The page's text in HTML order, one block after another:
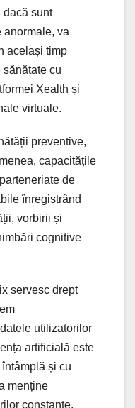
dacă sunt
anormale, va
același timp
cu
Xealth și
virtuale.
preventive,
capacitățile
de
înregistrând
vorbirii și
cognitive
servesc drept
utilizatorilor
artificială este
și cu
menține
constante,